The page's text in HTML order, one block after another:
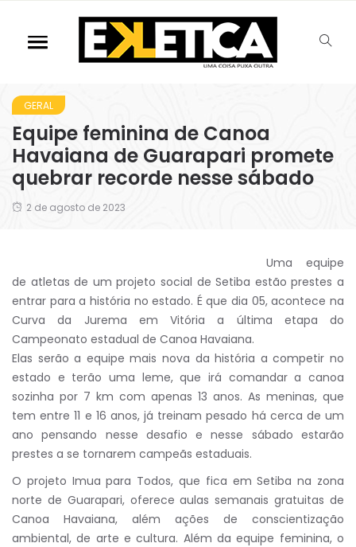
GERAL
Equipe feminina de Canoa
Havaiana de Guarapari promete
quebrar recorde nesse sábado
2 de agosto de 2023
Uma equipe
de atletas de um projeto social de Setiba estão prestes a
entrar para a história no estado. É que dia 05, acontece na
Curva da Jurema em Vitória a última etapa do
Campeonato estadual de Canoa Havaiana.
Elas serão a equipe mais nova da história a competir no
estado e terão uma leme, que irá comandar a canoa
sozinha por 7 km com apenas 13 anos. As meninas, que
tem entre 11 e 16 anos, já treinam pesado há cerca de um
ano pensando nesse desafio e nesse sábado estarão
prestes a se tornarem campeãs estaduais.
O projeto Imua para Todos, que fica em Setiba na zona
norte de Guarapari, oferece aulas semanais gratuitas de
Canoa Havaiana, além ações de conscientização
ambiental, de arte e cultura. Além da equipe feminina, o